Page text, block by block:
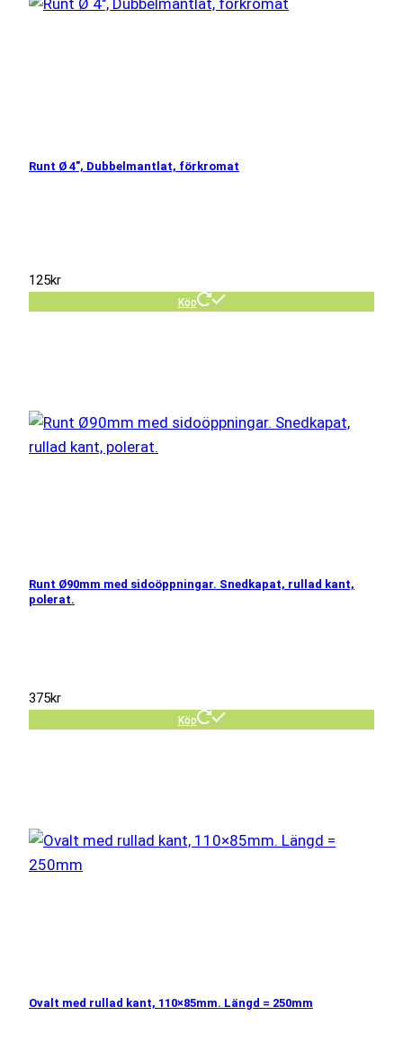
Runt Ø 4″, Dubbelmantlat, förkromat
125kr
Köp
Runt Ø90mm med sidoöppningar. Snedkapat, rullad kant,
polerat.
375kr
Köp
Ovalt med rullad kant, 110×85mm. Längd = 250mm